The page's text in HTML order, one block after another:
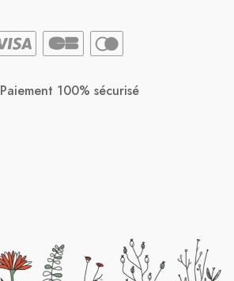
Paiement 100% sécurisé